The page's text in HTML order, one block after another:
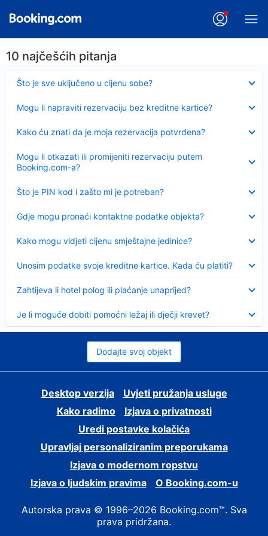
10 najčešćih pitanja
Što je sve uključeno u cijenu sobe?
Sažeto
Mogu li napraviti rezervaciju bez kreditne kartice?
Kako ću znati da je moja rezervacija potvrđena?
Mogu li otkazati ili promijeniti rezervaciju putem
Booking.com-a?
Što je PIN kod i zašto mi je potreban?
Sažeto
Gdje mogu pronaći kontaktne podatke objekta?
Kako mogu vidjeti cijenu smještajne jedinice?
Unosim podatke svoje kreditne kartice. Kada ću platiti?
Zahtijeva li hotel polog ili plaćanje unaprijed?
Je li moguće dobiti pomoćni ležaj ili dječji krevet?
Dodajte svoj objekt
Desktop verzija
Uvjeti pružanja usluge
Kako radimo
Izjava o privatnosti
Uredi postavke kolačića
Upravljaj personaliziranim preporukama
Izjava o modernom ropstvu
Izjava o ljudskim pravima
O Booking.com-u
Autorska prava © 1996–2026 Booking.com™. Sva
prava pridržana.